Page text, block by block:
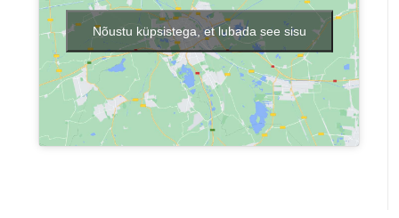
Nõustu küpsistega, et lubada see sisu